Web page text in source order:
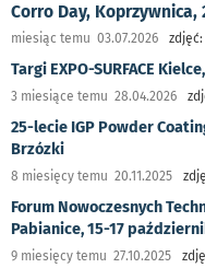
Corro Day, Koprzywnica,
miesiąc temu 03.07.2026 zdjęć:
Targi EXPO-SURFACE
3 miesiące temu 28.04.2026
25-lecie IGP Powder
Brzózki
8 miesięcy temu 20.11.2025
Forum Nowoczesnych
Pabianice, 15-17
9 miesięcy temu 27.10.2025